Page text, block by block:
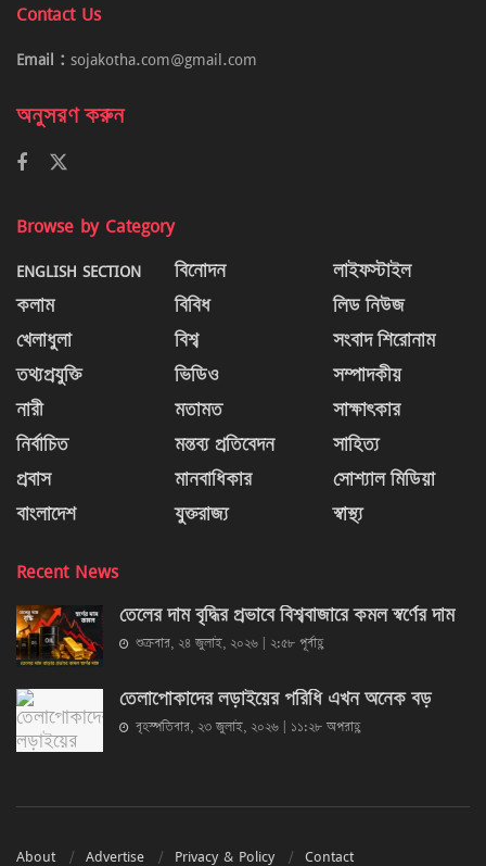
Contact Us
Email : sojakotha.com@gmail.com
অনুসরণ করুন
Browse by Category
ENGLISH SECTION
কলাম
খেলাধুলা
তথ্যপ্রযুক্তি
নারী
নির্বাচিত
প্রবাস
বাংলাদেশ
বিনোদন
বিবিধ
বিশ্ব
ভিডিও
মতামত
মন্তব্য প্রতিবেদন
মানবাধিকার
যুক্তরাজ্য
লাইফস্টাইল
লিড নিউজ
সংবাদ শিরোনাম
সম্পাদকীয়
সাক্ষাৎকার
সাহিত্য
সোশ্যাল মিডিয়া
স্বাস্থ্য
Recent News
তেলের দাম বৃদ্ধির প্রভাবে বিশ্ববাজারে কমল স্বর্ণের দাম
শুক্রবার, ২৪ জুলাই, ২০২৬ | ২:৫৮ পূর্বাহ্ণ
তেলাপোকাদের লড়াইয়ের পরিধি এখন অনেক বড়
বৃহস্পতিবার, ২৩ জুলাই, ২০২৬ | ১১:২৮ অপরাহ্ণ
About Advertise Privacy & Policy Contact